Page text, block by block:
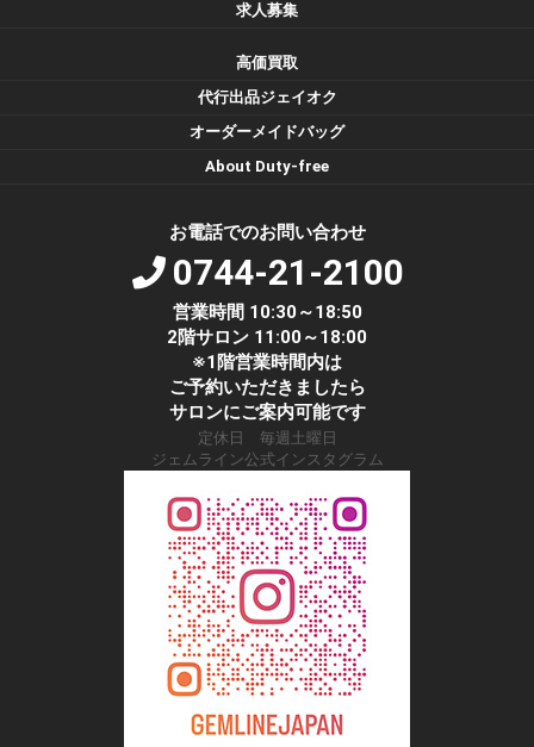
求人募集
高価買取
代行出品ジェイオク
オーダーメイドバッグ
About Duty-free
お電話でのお問い合わせ
0744-21-2100
営業時間 10:30～18:50
2階サロン 11:00～18:00
※1階営業時間内は
ご予約いただきましたら
サロンにご案内可能です
定休日 毎週土曜日
ジェムライン公式インスタグラム